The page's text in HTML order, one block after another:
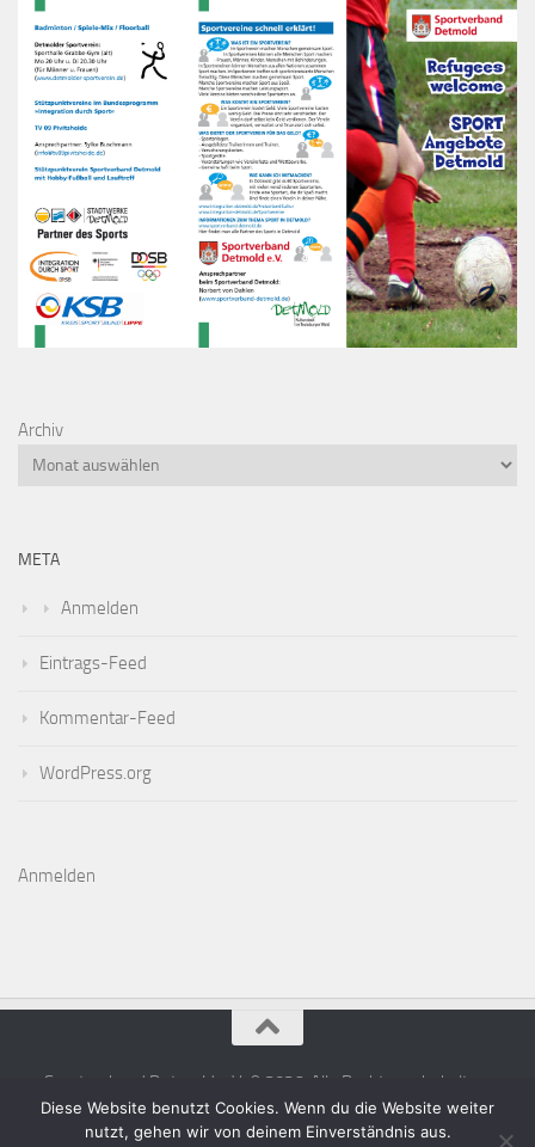
Archiv
META
Anmelden
Eintrags-Feed
Kommentar-Feed
WordPress.org
Anmelden
Sportverband Detmold e.V. © 2026. Alle Rechte vorbehalten.
Diese Website benutzt Cookies. Wenn du die Website weiter
nutzt, gehen wir von deinem Einverständnis aus.